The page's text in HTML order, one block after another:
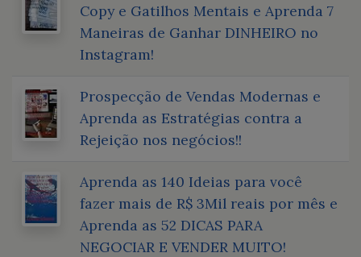
Copy e Gatilhos Mentais e Aprenda 7
Maneiras de Ganhar DINHEIRO no
Instagram!
Prospecção de Vendas Modernas e
Aprenda as Estratégias contra a
Rejeição nos negócios!!
Aprenda as 140 Ideias para você
fazer mais de R$ 3Mil reais por mês e
Aprenda as 52 DICAS PARA
NEGOCIAR E VENDER MUITO!